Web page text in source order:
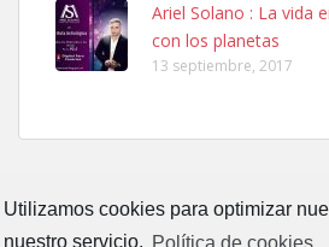
Utilizamos cookies para optimizar
nuestro servicio. Política de cookies
Adopcion
Busco casa de acogida para mi perrita ya
no la puedo tener. Solo gente r...
Ariel Solano : La vida
con los planetas
13 septiembre, 2017